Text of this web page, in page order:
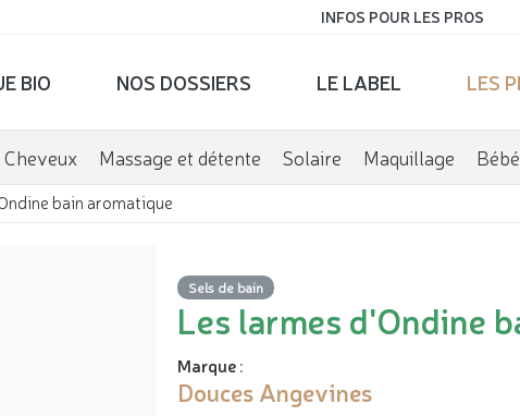
INFOS POUR LES PROS
BIO NOS DOSSIERS LE LABEL LES
Cheveux Massage et détente Solaire Maquillage Bébé
bain aromatique
Sels de bain
Les larmes d'Ondine
Marque:
Douces Angevines